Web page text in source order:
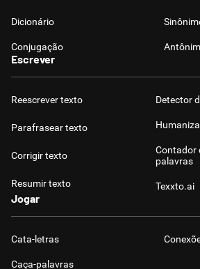
Dicionário
Conjugação
Escrever
Reescrever texto
Parafrasear texto
Corrigir texto
Resumir texto
Detector
Contador
palavras
Texxto.ai
Jogar
Cata-letras
Caça-palavras